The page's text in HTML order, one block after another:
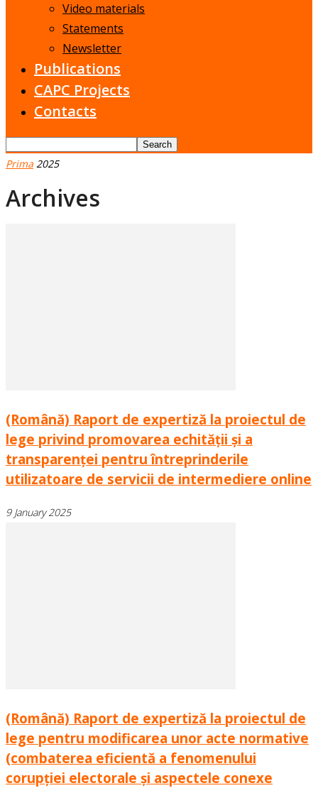
Video materials
Statements
Newsletter
Publications
CAPC Projects
Contacts
Prima 2025
Archives
(Română) Raport de expertiză la proiectul de
lege privind promovarea echității și a
transparenței pentru întreprinderile
utilizatoare de servicii de intermediere online
9 January 2025
(Română) Raport de expertiză la proiectul de
lege pentru modificarea unor acte normative
(combaterea eficientă a fenomenului
corupției electorale și aspectele conexe